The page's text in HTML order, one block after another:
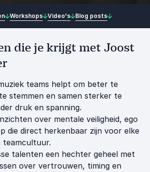
Workshops Video's Blog posts
die je krijgt met Joost
teams helpt om beter te
stemmen en samen sterker te
druk en spanning.
over mentale veiligheid, ego
die direct herkenbaar zijn voor elke
teamcultuur.
talenten een hechter geheel met
over vertrouwen, timing en